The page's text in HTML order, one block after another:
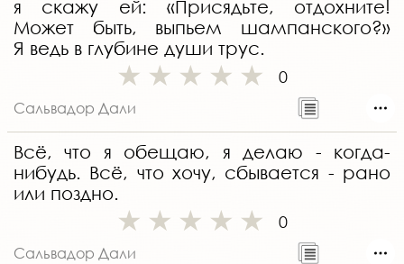
я скажу ей: «Присядьте, отдохните!
Может быть, выпьем шампанского?»
Я ведь в глубине души трус.
0
Сальвадор Дали
Всё, что я обещаю, я делаю - когда-
нибудь. Всё, что хочу, сбывается - рано
или поздно.
0
Сальвадор Дали